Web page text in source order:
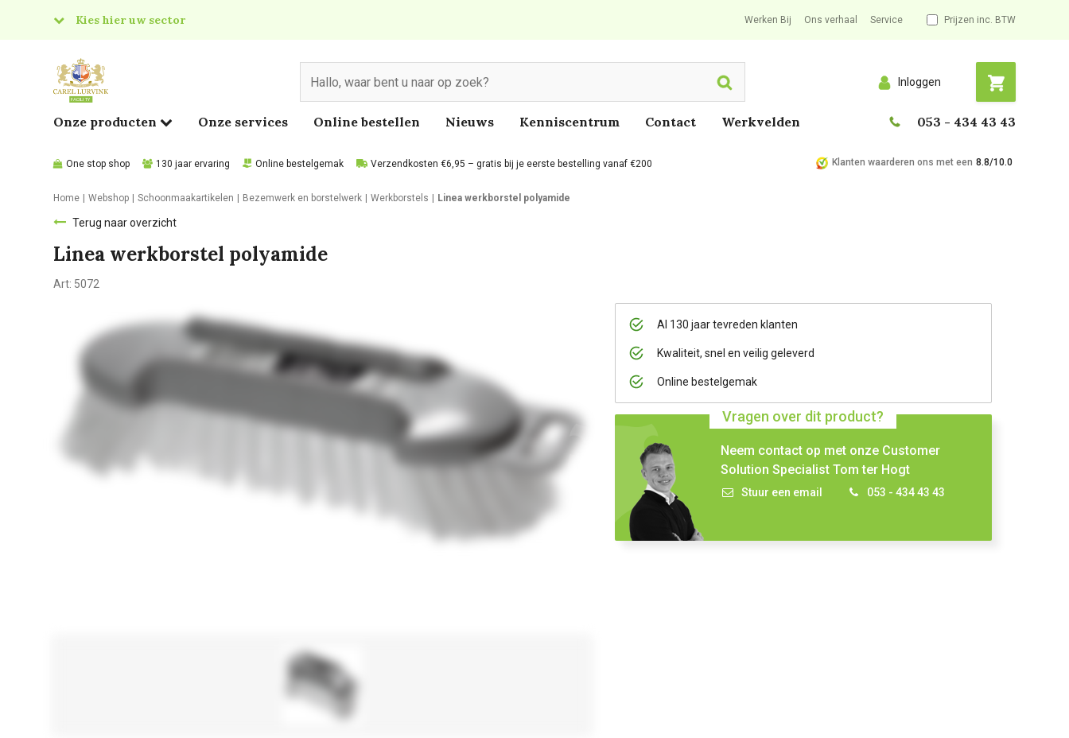
Kies hier uw sector
Food
Werken Bij Ons verhaal Service Prijzen inc. BTW
Search Inloggen
Onze producten Onze services Online bestellen Nieuws Kenniscentrum Contact Werkvelden 053 - 434 43 43
One stop shop 130 jaar ervaring Online bestelgemak Verzendkosten €6,95 – gratis bij je eerste bestelling vanaf €200 Klanten waarderen ons met een 8.8/10.0
Home Webshop Schoonmaakartikelen Bezemwerk en borstelwerk Werkborstels Linea werkborstel polyamide
Terug naar overzicht
Linea werkborstel polyamide
Art: 5072
Al 130 jaar tevreden klanten
Kwaliteit, snel en veilig geleverd
Online bestelgemak
Vragen over dit product?
Neem contact op met onze Customer
Solution Specialist Tom ter Hogt
Stuur een email 053 - 434 43 43